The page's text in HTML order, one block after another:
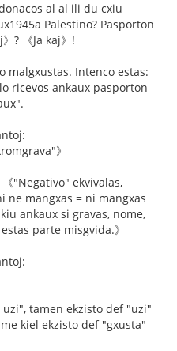
al al ili du cxiu
Palestino? Pasporton
? 《Ja kaj》!
malgxustas. Intenco estas:
ricevos ankaux pasporton
》
"Negativo" ekvivalas,
ne mangxas = ni mangxas
ankaux si gravas, nome,
parte misgvida.》
tamen ekzisto def "uzi"
kiel ekzisto def "gxusta"